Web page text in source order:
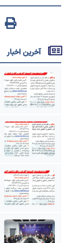
آخرین اخبار